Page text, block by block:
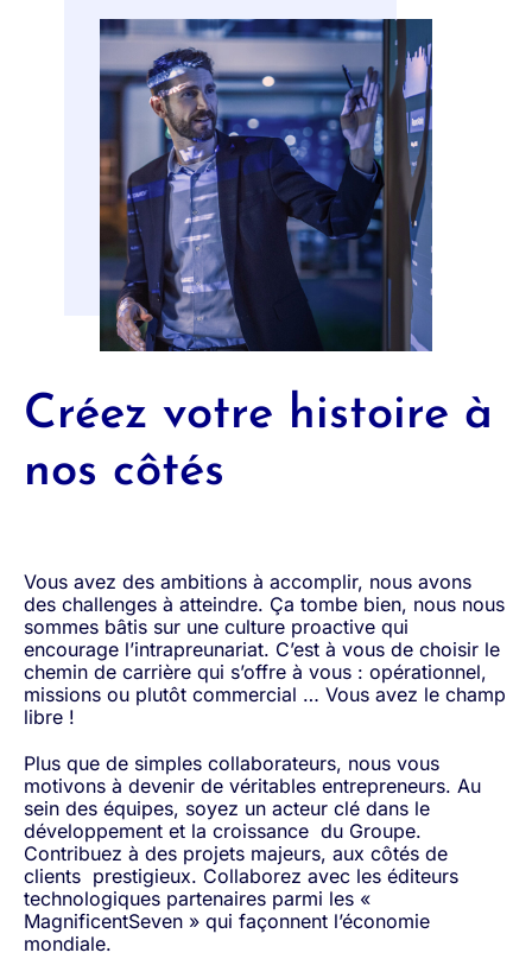
Créez votre histoire à
nos côtés
Vous avez des ambitions à accomplir, nous avons
des challenges à atteindre. Ça tombe bien, nous nous
sommes bâtis sur une culture proactive qui
encourage l’intrapreunariat. C’est à vous de choisir le
chemin de carrière qui s’offre à vous : opérationnel,
missions ou plutôt commercial … Vous avez le champ
libre !
Plus que de simples collaborateurs, nous vous
motivons à devenir de véritables entrepreneurs. Au
sein des équipes, soyez un acteur clé dans le
développement et la croissance du Groupe.
Contribuez à des projets majeurs, aux côtés de
clients prestigieux. Collaborez avec les éditeurs
technologiques partenaires parmi les «
MagnificentSeven » qui façonnent l’économie
mondiale.